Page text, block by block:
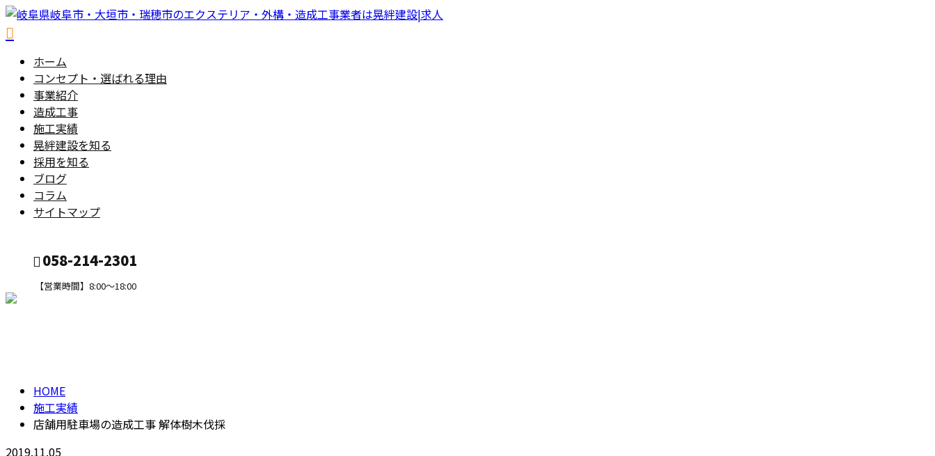
ホーム
コンセプト・選ばれる理由
事業紹介
造成工事
施工実績
晃絆建設を知る
採用を知る
ブログ
コラム
サイトマップ
058-214-2301
【営業時間】8:00～18:00
HOME
施工実績
店舗用駐車場の造成工事 解体樹木伐採
2019.11.05